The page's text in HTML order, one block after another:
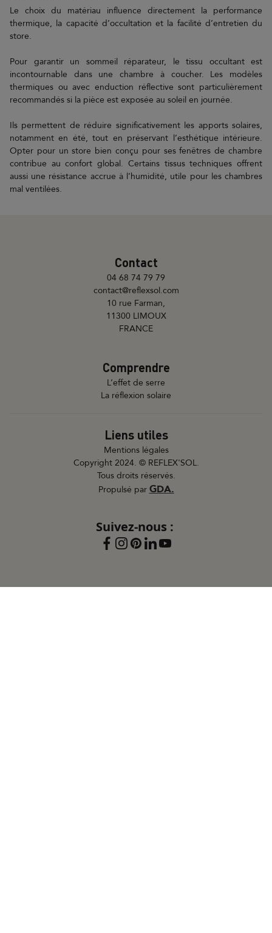
Le choix du matériau influence directement la performance
thermique, la capacité d’occultation et la facilité d’entretien du
store.
Pour garantir un sommeil réparateur, le tissu occultant est
incontournable dans une chambre à coucher. Les modèles
thermiques ou avec enduction réflective sont particulièrement
recommandés si la pièce est exposée au soleil en journée.
Ils permettent de réduire significativement les apports solaires,
notamment en été, tout en préservant l’esthétique intérieure.
Opter pour un store bien conçu pour ses fenêtres de chambre
contribue au confort global. Certains tissus techniques offrent
aussi une résistance accrue à l’humidité, utile pour les chambres
mal ventilées.
Contact
04 68 74 79 79
contact@reflexsol.com
10 rue Farman,
11300 LIMOUX
FRANCE
Comprendre
L’effet de serre
La réflexion solaire
Liens utiles
Mentions légales
Copyright 2024. © REFLEX'SOL.
Tous droits réservés.
Propulsé par GDA.
Suivez-nous :